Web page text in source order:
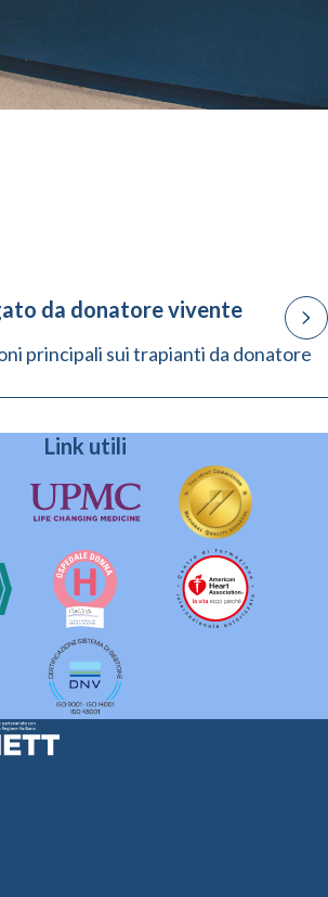
da donatore vivente
principali sui trapianti da donatore
Link utili